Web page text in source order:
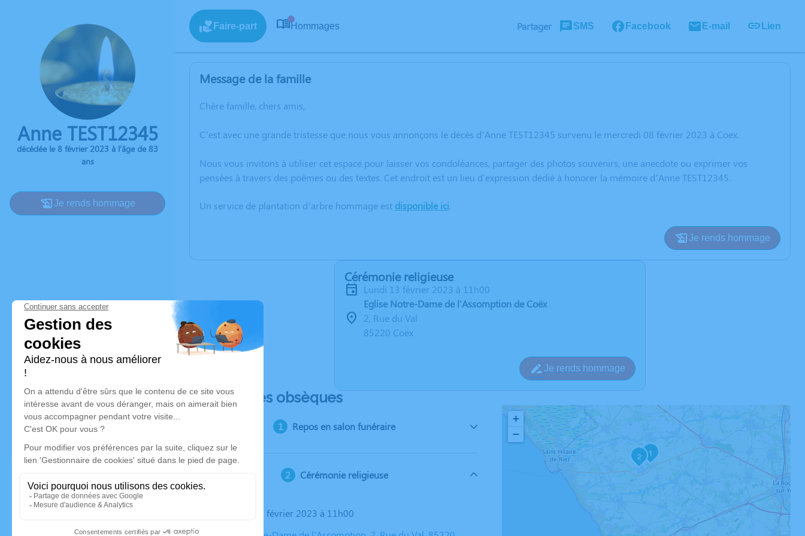
Anne TEST12345
décédée le 8 février 2023 à l'âge de 83
ans
Je rends hommage
Faire-part Hommages Partager SMS Facebook E-mail Lien
Message de la famille
Chère famille, chers amis,
C’est avec une grande tristesse que nous vous annonçons le décès d’Anne TEST12345 survenu le mercredi 08 février 2023 à Coex.
Nous vous invitons à utiliser cet espace pour laisser vos condoléances, partager des photos souvenirs, une anecdote ou exprimer vos
pensées à travers des poèmes ou des textes. Cet endroit est un lieu d'expression dédié à honorer la mémoire d’Anne TEST12345.
Un service de plantation d’arbre hommage est disponible ici.
Je rends hommage
Cérémonie religieuse
lundi 13 février 2023 à 11h00
Eglise Notre-Dame de l'Assomption de Coëx
2, Rue du Val
85220 Coëx
Je rends hommage
Déroulé des obsèques
Repos en salon funéraire
Cérémonie religieuse
Le lundi 13 février 2023 à 11h00
1
2
+
−